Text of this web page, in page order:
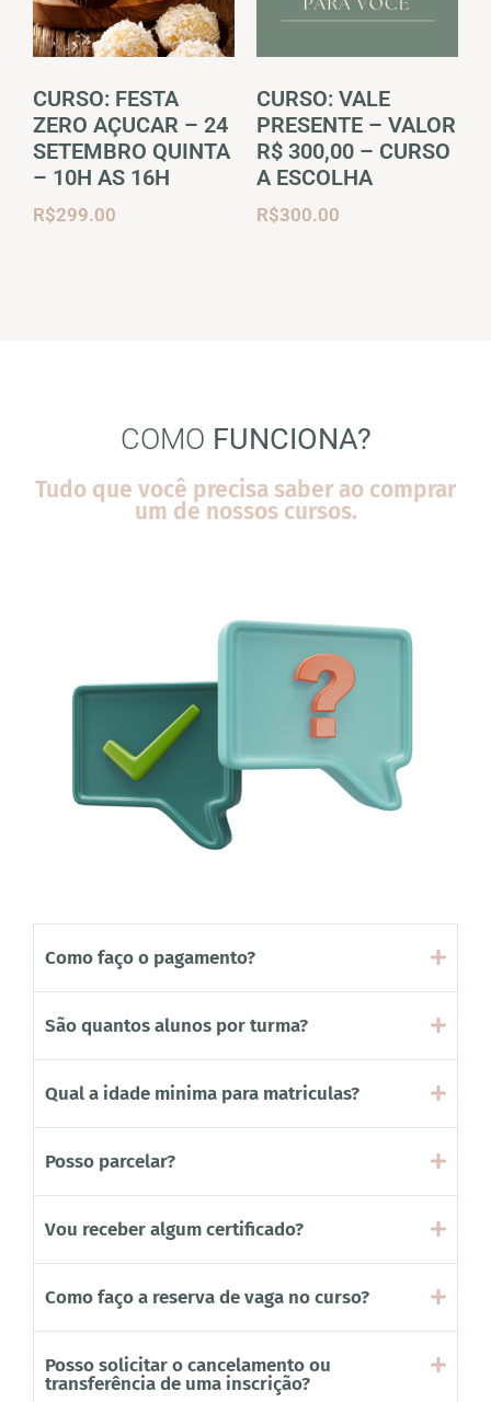
CURSO: FESTA
ZERO AÇUCAR – 24
SETEMBRO QUINTA
– 10H AS 16H
R$299.00
CURSO: VALE
PRESENTE – VALOR
R$ 300,00 – CURSO
A ESCOLHA
R$300.00
COMO FUNCIONA?
Tudo que você precisa saber ao comprar
um de nossos cursos.
Como faço o pagamento?
São quantos alunos por turma?
Qual a idade minima para matriculas?
Posso parcelar?
Vou receber algum certificado?
Como faço a reserva de vaga no curso?
Posso solicitar o cancelamento ou
transferência de uma inscrição?